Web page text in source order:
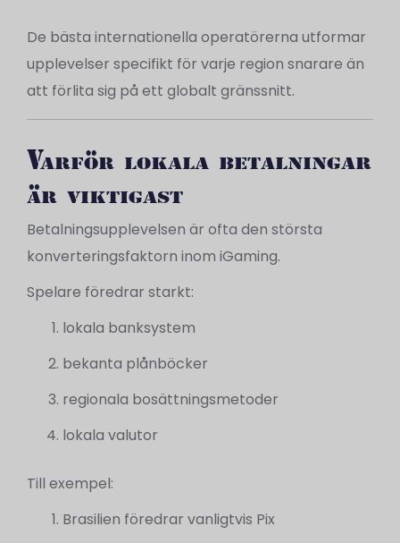
De bästa internationella operatörerna utformar
upplevelser specifikt för varje region snarare än
att förlita sig på ett globalt gränssnitt.
Varför lokala betalningar
är viktigast
Betalningsupplevelsen är ofta den största
konverteringsfaktorn inom iGaming.
Spelare föredrar starkt:
lokala banksystem
bekanta plånböcker
regionala bosättningsmetoder
lokala valutor
Till exempel:
Brasilien föredrar vanligtvis Pix